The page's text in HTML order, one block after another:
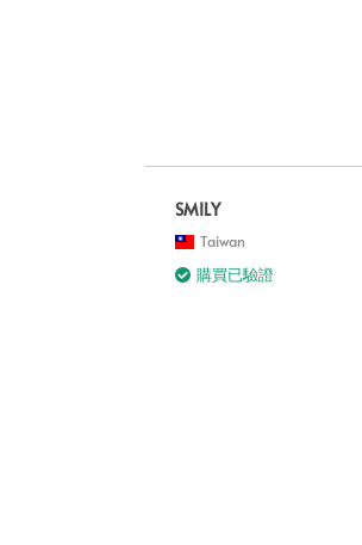
SMILY
Taiwan
購買已驗證